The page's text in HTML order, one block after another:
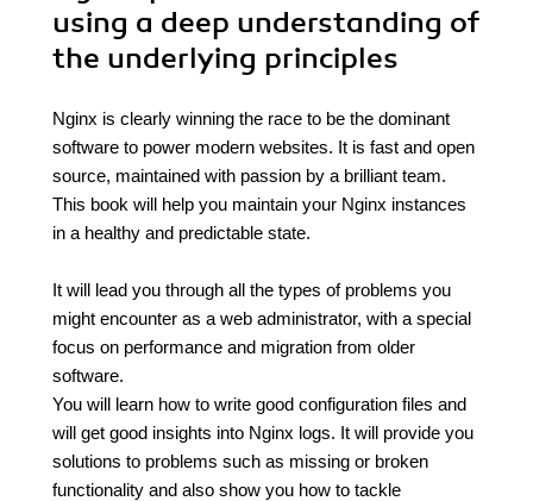
using a deep understanding of
the underlying principles
Nginx is clearly winning the race to be the dominant
software to power modern websites. It is fast and open
source, maintained with passion by a brilliant team.
This book will help you maintain your Nginx instances
in a healthy and predictable state.
It will lead you through all the types of problems you
might encounter as a web administrator, with a special
focus on performance and migration from older
software.
You will learn how to write good configuration files and
will get good insights into Nginx logs. It will provide you
solutions to problems such as missing or broken
functionality and also show you how to tackle